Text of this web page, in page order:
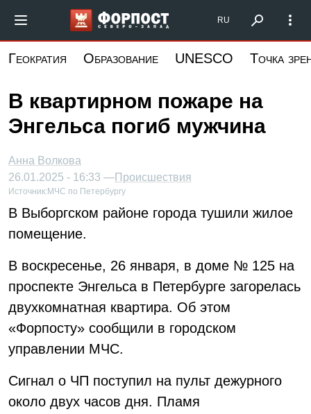
основному
Форпост Северо-Запад
RU
Геократия Образование UNESCO Точка
В квартирном пожаре на
Энгельса погиб мужчина
Анна Волкова
26.01.2025 - 16:33 —Происшествия
Источник: МЧС по Петербургу
В Выборгском районе города тушили жилое
помещение.
В воскресенье, 26 января, в доме № 125 на
проспекте Энгельса в Петербурге загорелась
двухкомнатная квартира. Об этом
«Форпосту» сообщили в городском
управлении МЧС.
Сигнал о ЧП поступил на пульт дежурного
около двух часов дня. Пламя